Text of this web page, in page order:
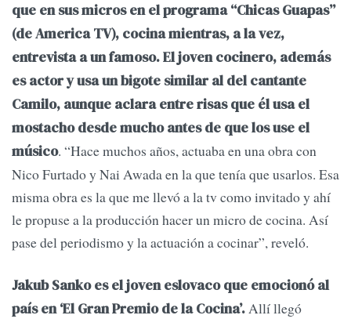
que en sus micros en el programa “Chicas Guapas”
(de America TV), cocina mientras, a la vez,
entrevista a un famoso. El joven cocinero, además
es actor y usa un bigote similar al del cantante
Camilo, aunque aclara entre risas que él usa el
mostacho desde mucho antes de que los use el
músico. “Hace muchos años, actuaba en una obra con
Nico Furtado y Nai Awada en la que tenía que usarlos. Esa
misma obra es la que me llevó a la tv como invitado y ahí
le propuse a la producción hacer un micro de cocina. Así
pase del periodismo y la actuación a cocinar”, reveló.
Jakub Sanko es el joven eslovaco que emocionó al
país en ‘El Gran Premio de la Cocina’.Allí llegó